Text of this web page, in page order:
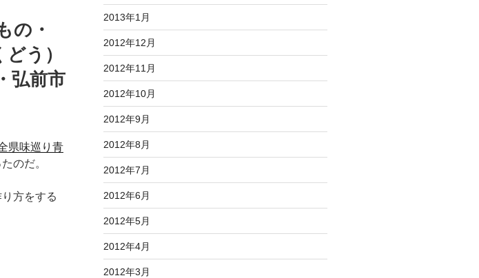
の・
う）
弘前市
県味巡り青
のだ。
方をする
2013年1月
2012年12月
2012年11月
2012年10月
2012年9月
2012年8月
2012年7月
2012年6月
2012年5月
2012年4月
2012年3月